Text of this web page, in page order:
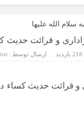
صنعت برای دانش‌آموزان
سالروز آزادسازی خرمشهر در
الله علیها
و قرائت حدیث
ارسال توسط :